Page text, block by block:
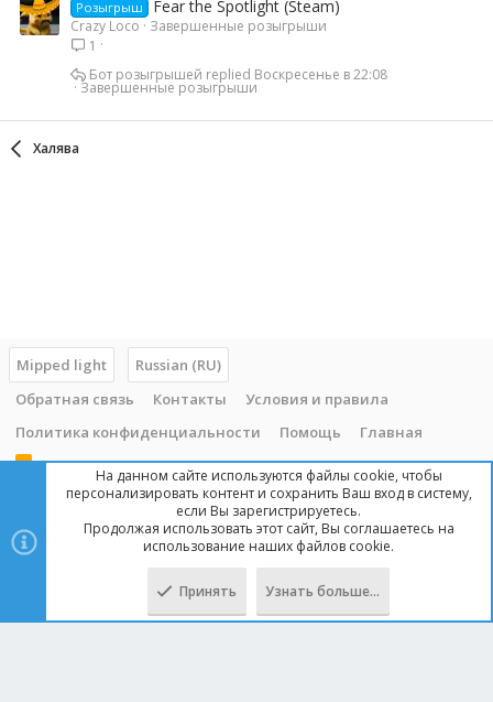
Розыгрыш Fear the Spotlight (Steam)
Crazy Loco
Завершенные розыгрыши
1
Завершенные розыгрыши
Воскресенье в 22:08
Бот розыгрышей
Халява
Mipped light
Russian (RU)
Обратная связь
Контакты
Условия и правила
Политика конфиденциальности
Помощь Главная
R
Copyright © 2014 - 2025, mipped.com. Все права защищены. При
копировании материала с сайта, обратная ссылка обязательна!
На данном сайте используются файлы cookie, чтобы
персонализировать контент и сохранить Ваш вход в систему,
если Вы зарегистрируетесь.
Продолжая использовать этот сайт, Вы соглашаетесь на
использование наших файлов cookie.
Принять Узнать больше…